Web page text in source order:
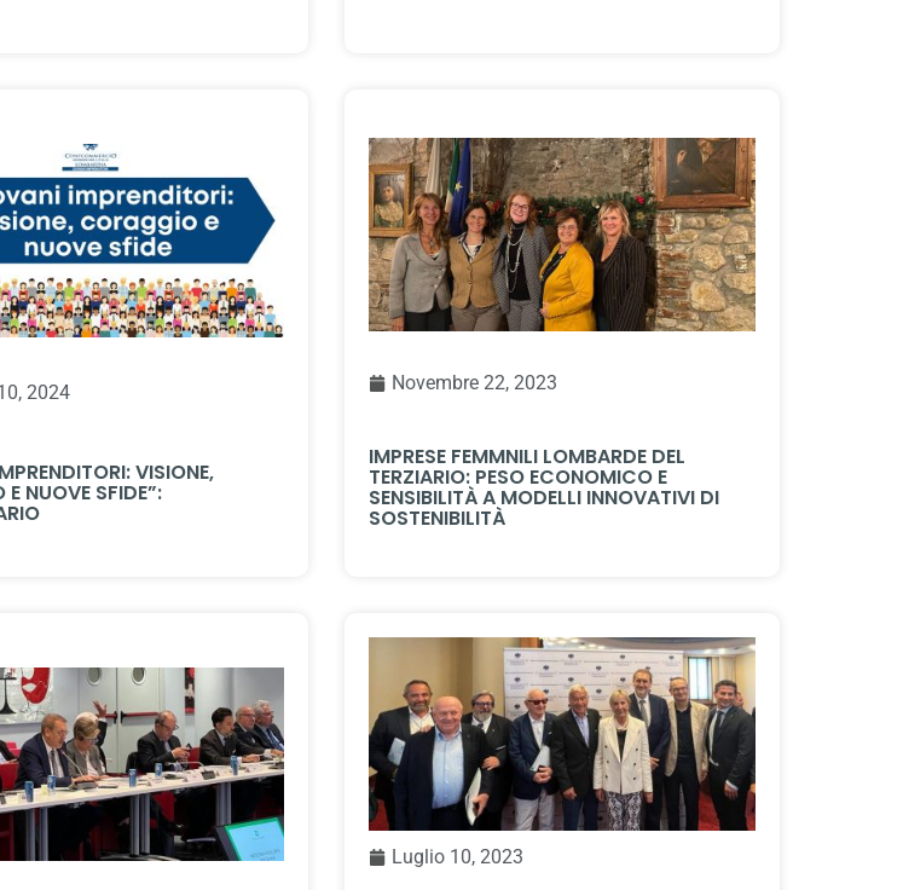
2024
VISIONE,
NUOVE SFIDE”:
Novembre 22, 2023
IMPRESE FEMMNILI LOMBARDE DEL
TERZIARIO: PESO ECONOMICO E
SENSIBILITÀ A MODELLI INNOVATIVI DI
SOSTENIBILITÀ
Luglio 10, 2023